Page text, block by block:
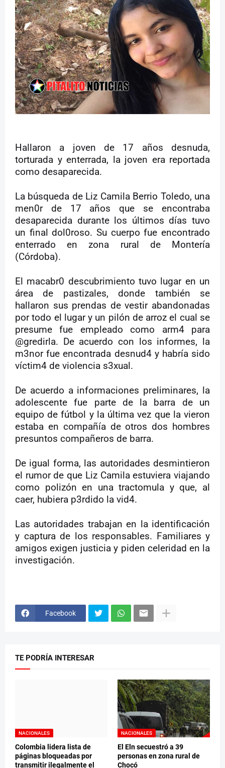
Hallaron a joven de 17 años desnuda,
torturada y enterrada, la joven era reportada
como desaparecida.
La búsqueda de Liz Camila Berrio Toledo, una
men0r de 17 años que se encontraba
desaparecida durante los últimos días tuvo
un final dol0roso. Su cuerpo fue encontrado
enterrado en zona rural de Montería
(Córdoba).
El macabr0 descubrimiento tuvo lugar en un
área de pastizales, donde también se
hallaron sus prendas de vestir abandonadas
por todo el lugar y un pilón de arroz el cual se
presume fue empleado como arm4 para
@gredirla. De acuerdo con los informes, la
m3nor fue encontrada desnud4 y habría sido
víctim4 de violencia s3xual.
De acuerdo a informaciones preliminares, la
adolescente fue parte de la barra de un
equipo de fútbol y la última vez que la vieron
estaba en compañía de otros dos hombres
presuntos compañeros de barra.
De igual forma, las autoridades desmintieron
el rumor de que Liz Camila estuviera viajando
como polizón en una tractomula y que, al
caer, hubiera p3rdido la vid4.
Las autoridades trabajan en la identificación
y captura de los responsables. Familiares y
amigos exigen justicia y piden celeridad en la
investigación.
Facebook
TE PODRÍA INTERESAR
NACIONALES
Colombia lidera lista de
páginas bloqueadas por
transmitir ilegalmente el
NACIONALES
El Eln secuestró a 39
personas en zona rural de
Chocó